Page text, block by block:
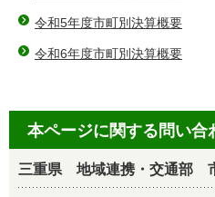
令和5年度市町別決算概要
令和6年度市町別決算概要
本ページに関する問い合
三重県 地域連携・交通部